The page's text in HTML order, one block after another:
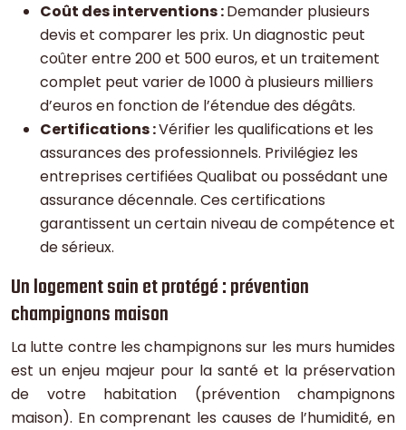
Coût des interventions :Demander plusieurs
devis et comparer les prix. Un diagnostic peut
coûter entre 200 et 500 euros, et un traitement
complet peut varier de 1000 à plusieurs milliers
d’euros en fonction de l’étendue des dégâts.
Certifications :Vérifier les qualifications et les
assurances des professionnels. Privilégiez les
entreprises certifiées Qualibat ou possédant une
assurance décennale. Ces certifications
garantissent un certain niveau de compétence et
de sérieux.
Un logement sain et protégé : prévention
champignons maison
La lutte contre les champignons sur les murs humides
est un enjeu majeur pour la santé et la préservation
de votre habitation (prévention champignons
maison). En comprenant les causes de l’humidité, en